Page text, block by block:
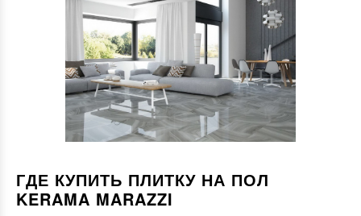
ГДЕ КУПИТЬ ПЛИТКУ НА ПОЛ
KERAMA MARAZZI